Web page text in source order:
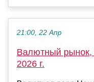
21:00, 22 Апр
Валютный рынок,
2026 г.